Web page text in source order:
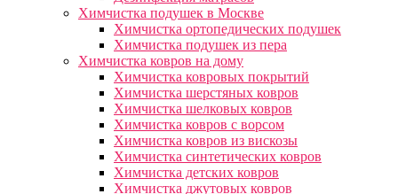
Химчистка подушек в Москве
Химчистка ортопедических подушек
Химчистка подушек из пера
Химчистка ковров на дому
Химчистка ковровых покрытий
Химчистка шерстяных ковров
Химчистка шелковых ковров
Химчистка ковров с ворсом
Химчистка ковров из вискозы
Химчистка синтетических ковров
Химчистка детских ковров
Химчистка джутовых ковров